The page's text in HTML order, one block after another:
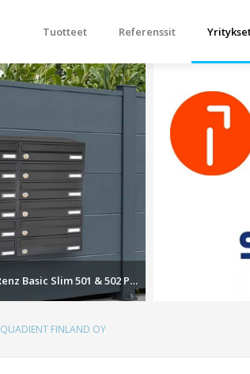
Tuotteet Referenssit
Renz Basic Slim 501 & 502 Postilokerikot
QUADIENT FINLAND OY